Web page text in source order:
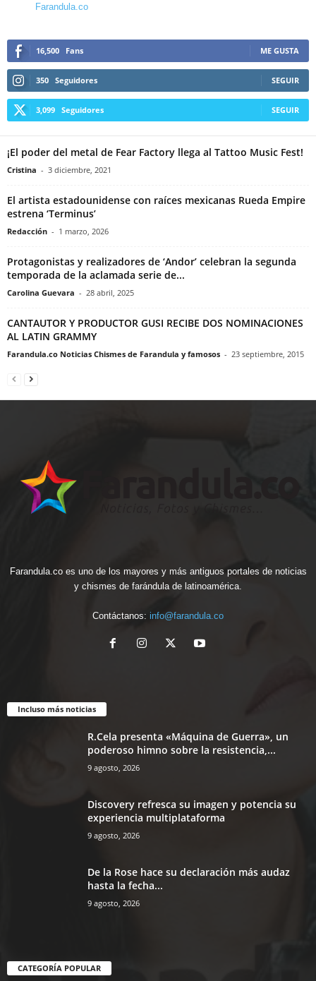
Farandula.co
16,500 Fans ME GUSTA
350 Seguidores SEGUIR
3,099 Seguidores SEGUIR
¡El poder del metal de Fear Factory llega al Tattoo Music Fest!
Cristina - 3 diciembre, 2021
El artista estadounidense con raíces mexicanas Rueda Empire
estrena ‘Terminus’
Redacción - 1 marzo, 2026
Protagonistas y realizadores de ‘Andor’ celebran la segunda
temporada de la aclamada serie de...
Carolina Guevara - 28 abril, 2025
CANTAUTOR Y PRODUCTOR GUSI RECIBE DOS NOMINACIONES
AL LATIN GRAMMY
Farandula.co Noticias Chismes de Farandula y famosos - 23 septiembre, 2015
Farandula.co es uno de los mayores y más antiguos portales de noticias
y chismes de farándula de latinoamérica.
Contáctanos: info@farandula.co
Incluso más noticias
R.Cela presenta «Máquina de Guerra», un
poderoso himno sobre la resistencia,...
9 agosto, 2026
Discovery refresca su imagen y potencia su
experiencia multiplataforma
9 agosto, 2026
De la Rose hace su declaración más audaz
hasta la fecha...
9 agosto, 2026
CATEGORÍA POPULAR